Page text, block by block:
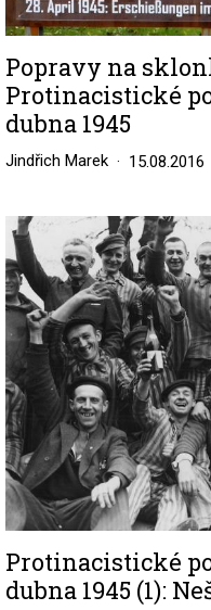
Popravy na
Protinacistické
dubna 1945
Jindřich Marek 15.08.2016
Image
Protinacistické
dubna 1945 (1):